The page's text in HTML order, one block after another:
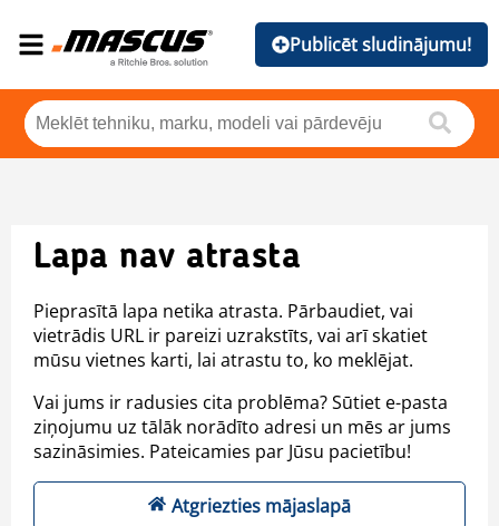
Publicēt sludinājumu!
Lapa nav atrasta
Pieprasītā lapa netika atrasta. Pārbaudiet, vai
vietrādis URL ir pareizi uzrakstīts, vai arī skatiet
mūsu vietnes karti, lai atrastu to, ko meklējat.
Vai jums ir radusies cita problēma? Sūtiet e-pasta
ziņojumu uz tālāk norādīto adresi un mēs ar jums
sazināsimies. Pateicamies par Jūsu pacietību!
Atgriezties mājaslapā